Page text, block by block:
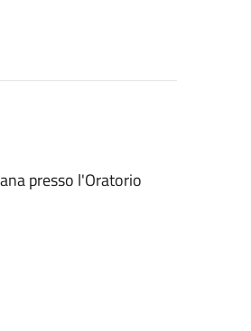
presso l'Oratorio